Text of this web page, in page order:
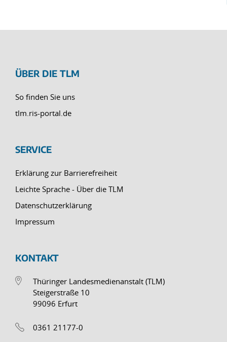
ÜBER DIE TLM
So finden Sie uns
tlm.ris-portal.de
SERVICE
Erklärung zur Barrierefreiheit
Leichte Sprache - Über die TLM
Datenschutzerklärung
Impressum
KONTAKT
Thüringer Landesmedienanstalt (TLM)
Steigerstraße 10
99096 Erfurt
0361 21177-0